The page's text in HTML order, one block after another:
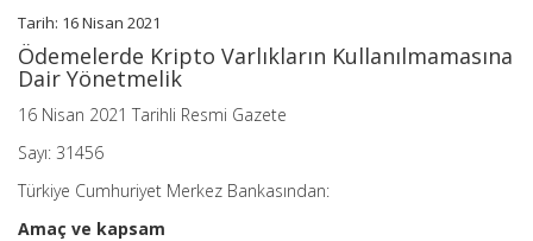
Tarih: 16 Nisan 2021
Ödemelerde Kripto Varlıkların Kullanılmamasına
Dair Yönetmelik
16 Nisan 2021 Tarihli Resmi Gazete
Sayı: 31456
Türkiye Cumhuriyet Merkez Bankasından:
Amaç ve kapsam